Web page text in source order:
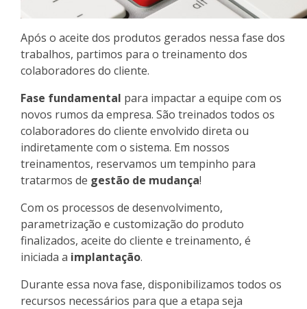
Após o aceite dos produtos gerados nessa fase dos
trabalhos, partimos para o treinamento dos
colaboradores do cliente.
Fase fundamental para impactar a equipe com os
novos rumos da empresa. São treinados todos os
colaboradores do cliente envolvido direta ou
indiretamente com o sistema. Em nossos
treinamentos, reservamos um tempinho para
tratarmos de gestão de mudança!
Com os processos de desenvolvimento,
parametrização e customização do produto
finalizados, aceite do cliente e treinamento, é
iniciada a implantação.
Durante essa nova fase, disponibilizamos todos os
recursos necessários para que a etapa seja